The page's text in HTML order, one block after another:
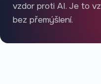
vzdor proti AI. Je to
bez přemýšlení.